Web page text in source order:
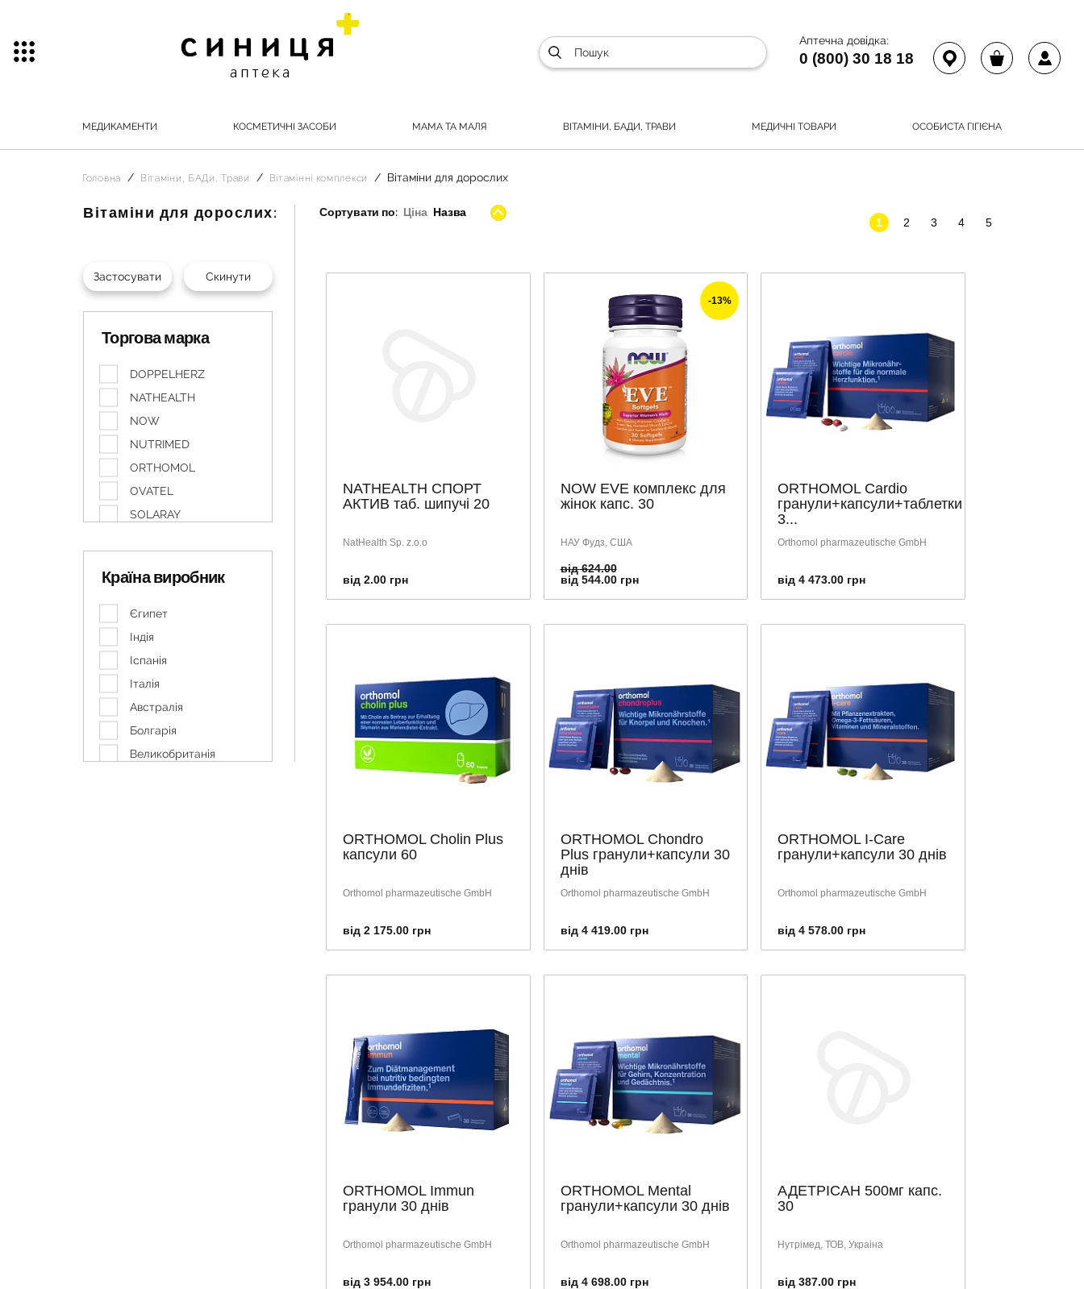
Аптечна довідка:
0 (800) 30 18 18
МЕДИКАМЕНТИ КОСМЕТИЧНІ ЗАСОБИ МАМА ТА МАЛЯ ВІТАМІНИ, БАДИ, ТРАВИ МЕДИЧНІ ТОВАРИ ОСОБИСТА ГІГІЄНА
Головна Вітаміни, БАДи, Трави Вітамінні комплекси Вітаміни для дорослих
Вітаміни для дорослих:
Торгова марка
DOPPELHERZ
NATHEALTH
NOW
NUTRIMED
ORTHOMOL
OVATEL
SOLARAY
VITAMINY
АЛФАВІТ
Др.Тайсс
ЗЕСТ
ПРО-ФАРМА
СУПРАДИН
ТЕХНОЛОГ
ФАРМАК
Країна виробник
Єгипет
Індія
Іспанія
Італія
Австралія
Болгарія
Великобританія
Сортувати по: Ціна Назва
1
2 3 4 5
NATHEALTH СПОРТ
АКТИВ таб. шипучі 20
NatHealth Sp. z.o.o
від 2.00 грн
-13%
NOW EVE комплекс для
жінок капс. 30
НАУ Фудз, США
від 624.00
від 544.00 грн
ORTHOMOL Cardio
гранули+капсули+таблетки
3...
Orthomol pharmazeutische GmbH
від 4 473.00 грн
ORTHOMOL Cholin Plus
капсули 60
Orthomol pharmazeutische GmbH
від 2 175.00 грн
ORTHOMOL Chondro
Plus гранули+капсули 30
днів
Orthomol pharmazeutische GmbH
від 4 419.00 грн
ORTHOMOL I-Care
гранули+капсули 30 днів
Orthomol pharmazeutische GmbH
від 4 578.00 грн
ORTHOMOL Immun
гранули 30 днів
Orthomol pharmazeutische GmbH
від 3 954.00 грн
ORTHOMOL Mental
гранули+капсули 30 днів
Orthomol pharmazeutische GmbH
від 4 698.00 грн
АДЕТРІСАН 500мг капс.
30
Нутрімед, ТОВ, Украіна
від 387.00 грн